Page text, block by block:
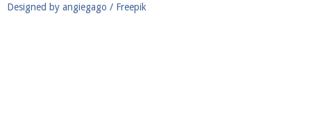
Designed by angiegago / Freepik